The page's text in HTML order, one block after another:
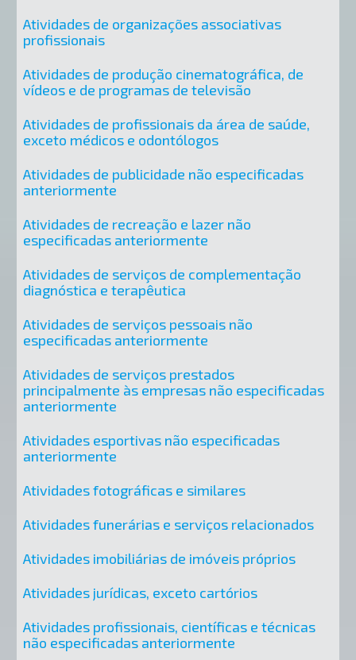
Atividades de organizações associativas
profissionais
Atividades de produção cinematográfica, de
vídeos e de programas de televisão
Atividades de profissionais da área de saúde,
exceto médicos e odontólogos
Atividades de publicidade não especificadas
anteriormente
Atividades de recreação e lazer não
especificadas anteriormente
Atividades de serviços de complementação
diagnóstica e terapêutica
Atividades de serviços pessoais não
especificadas anteriormente
Atividades de serviços prestados
principalmente às empresas não especificadas
anteriormente
Atividades esportivas não especificadas
anteriormente
Atividades fotográficas e similares
Atividades funerárias e serviços relacionados
Atividades imobiliárias de imóveis próprios
Atividades jurídicas, exceto cartórios
Atividades profissionais, científicas e técnicas
não especificadas anteriormente